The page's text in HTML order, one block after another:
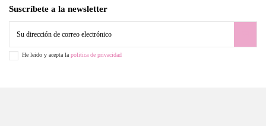
Suscríbete a la newsletter
He leido y acepta la politica de privacidad